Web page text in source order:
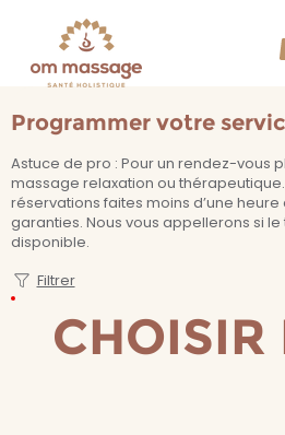
Programmer votre
Astuce de pro : Pour un rendez-vous
massage relaxation ou thérapeutique. |
réservations faites moins d’une heure
garanties. Nous vous appellerons si
disponible.
Filtrer
CHOISIR
CHOISIR